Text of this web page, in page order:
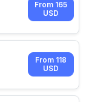
From 165
USD
From 118
USD